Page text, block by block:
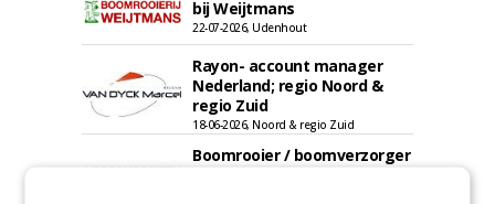
bij Weijtmans
22-07-2026, Udenhout
Rayon- account manager
Nederland; regio Noord &
regio Zuid
18-06-2026, Noord & regio Zuid
Boomrooier / boomverzorger